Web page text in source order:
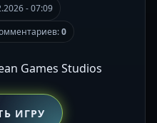
- 07:09
0
Games Studios
ИГРУ